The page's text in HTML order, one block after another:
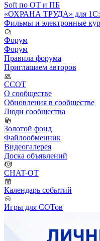
Soft по ОТ и ПБ
«ОХРАНА ТРУДА» для
Фильмы и электронные
Форум
Форум
Правила форума
Приглашаем авторов
ССОТ
О сообществе
Обновления в сообществе
Люди сообщества
Золотой фонд
Файлообменник
Видеогалерея
Доска объявлений
CHAT-OT
Календарь событий
Игры для СОТов